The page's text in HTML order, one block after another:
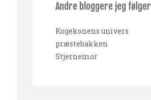
Andre bloggere jeg følger
Kogekonens univers
præstebakken
Stjernemor